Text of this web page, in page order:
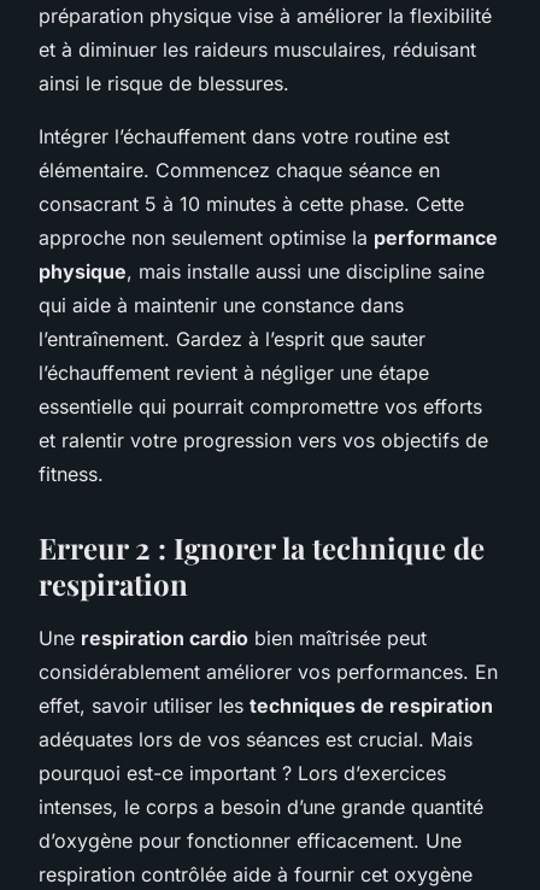
préparation physique vise à améliorer la flexibilité
et à diminuer les raideurs musculaires, réduisant
ainsi le risque de blessures.
Intégrer l’échauffement dans votre routine est
élémentaire. Commencez chaque séance en
consacrant 5 à 10 minutes à cette phase. Cette
approche non seulement optimise la performance
physique, mais installe aussi une discipline saine
qui aide à maintenir une constance dans
l’entraînement. Gardez à l’esprit que sauter
l’échauffement revient à négliger une étape
essentielle qui pourrait compromettre vos efforts
et ralentir votre progression vers vos objectifs de
fitness.
Erreur 2 : Ignorer la technique de
respiration
Une respiration cardio bien maîtrisée peut
considérablement améliorer vos performances. En
effet, savoir utiliser les techniques de respiration
adéquates lors de vos séances est crucial. Mais
pourquoi est-ce important ? Lors d’exercices
intenses, le corps a besoin d’une grande quantité
d’oxygène pour fonctionner efficacement. Une
respiration contrôlée aide à fournir cet oxygène